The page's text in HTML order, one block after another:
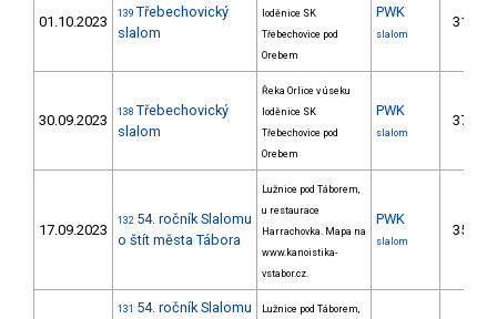
01.10.2023 139 Třebechovický
slalom
loděnice SK
Třebechovice pod
Orebem
PWK
slalom
31.
30.09.2023 138 Třebechovický
slalom
Řeka Orlice v úseku
loděnice SK
Třebechovice pod
Orebem
PWK
slalom
37.
17.09.2023
132 54. ročník Slalomu
o štít města Tábora
Lužnice pod Táborem,
u restaurace
Harrachovka. Mapa na
www.kanoistika-
vstabor.cz.
PWK
slalom
35.
131 54. ročník Slalomu
Lužnice pod Táborem,